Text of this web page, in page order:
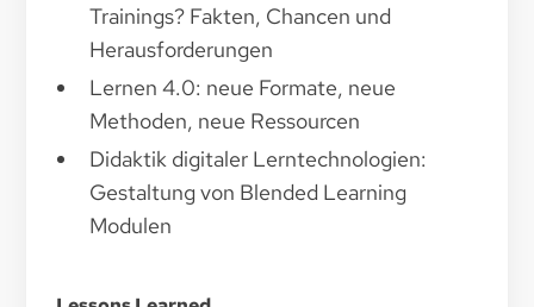
Trainings? Fakten, Chancen und
Herausforderungen
Lernen 4.0: neue Formate, neue
Methoden, neue Ressourcen
Didaktik digitaler Lerntechnologien:
Gestaltung von Blended Learning
Modulen